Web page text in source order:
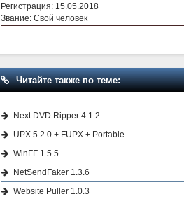
Регистрация: 15.05.2018
Звание: Свой человек
Читайте также по теме:
Next DVD Ripper 4.1.2
UPX 5.2.0 + FUPX + Portable
WinFF 1.5.5
NetSendFaker 1.3.6
Website Puller 1.0.3